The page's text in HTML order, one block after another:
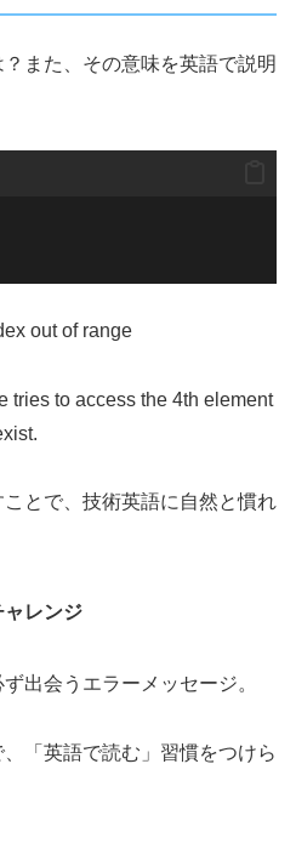
また、その意味を英語で説明
out of range
tries to access the 4th element
とで、技術英語に自然と慣れ
レンジ
出会うエラーメッセージ。
「英語で読む」習慣をつけら